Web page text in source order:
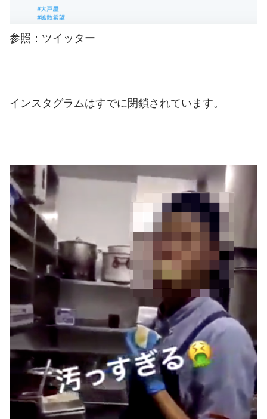
参照：ツイッター
インスタグラムはすでに閉鎖されています。